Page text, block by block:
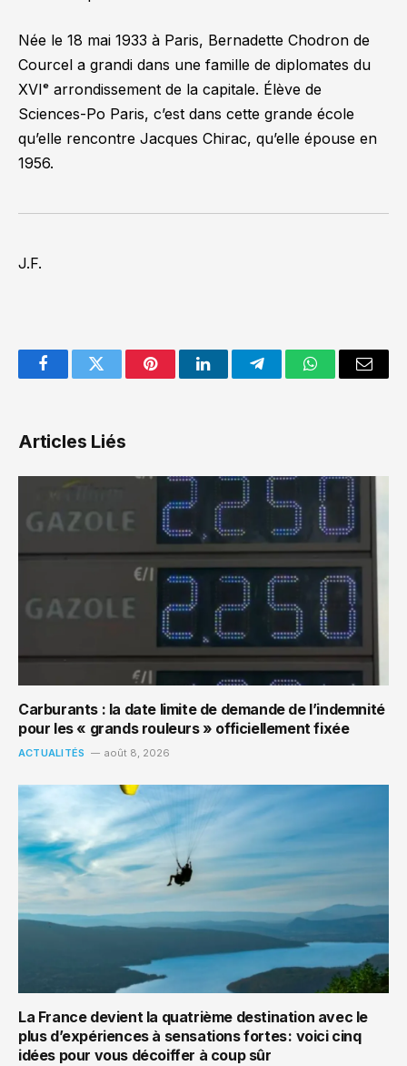
Née le 18 mai 1933 à Paris, Bernadette Chodron de
Courcel a grandi dans une famille de diplomates du
XVIᵉ arrondissement de la capitale. Élève de
Sciences-Po Paris, c’est dans cette grande école
qu’elle rencontre Jacques Chirac, qu’elle épouse en
1956.
J.F.
FacebookTwitter PinterestLinkedInTelegramWhatsAppEmail
Articles Liés
Carburants : la date limite de demande de l’indemnité
pour les « grands rouleurs » officiellement fixée
ACTUALITÉS août 8, 2026
La France devient la quatrième destination avec le
plus d’expériences à sensations fortes : voici cinq
idées pour vous décoiffer à coup sûr